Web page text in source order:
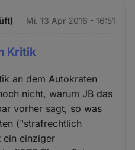
Mi. 13 Apr 2016 - 16:51
Kritik
an dem Autokraten
nicht, warum JB das
vorher sagt, so was
("strafrechtlich
ein einziger